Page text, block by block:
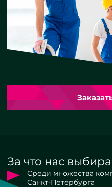
За что нас
Среди множества
Санкт-Петербурга